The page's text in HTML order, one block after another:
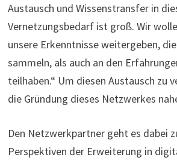
Austausch und Wissenstransfer in
Vernetzungsbedarf ist groß. Wir
unsere Erkenntnisse weitergeben,
sammeln, als auch an den
teilhaben.“ Um diesen Austausch zu
die Gründung dieses Netzwerkes
Den Netzwerkpartner geht es dabei
Perspektiven der Erweiterung in